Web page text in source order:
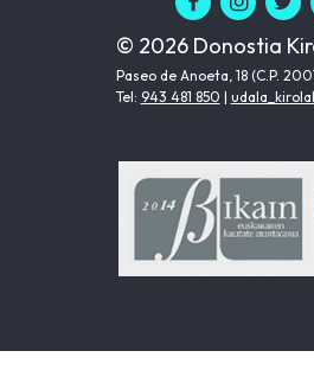
© 2026 Donostia
Paseo de Anoeta, 18 (C.P.
Tel: 943 481 850 |